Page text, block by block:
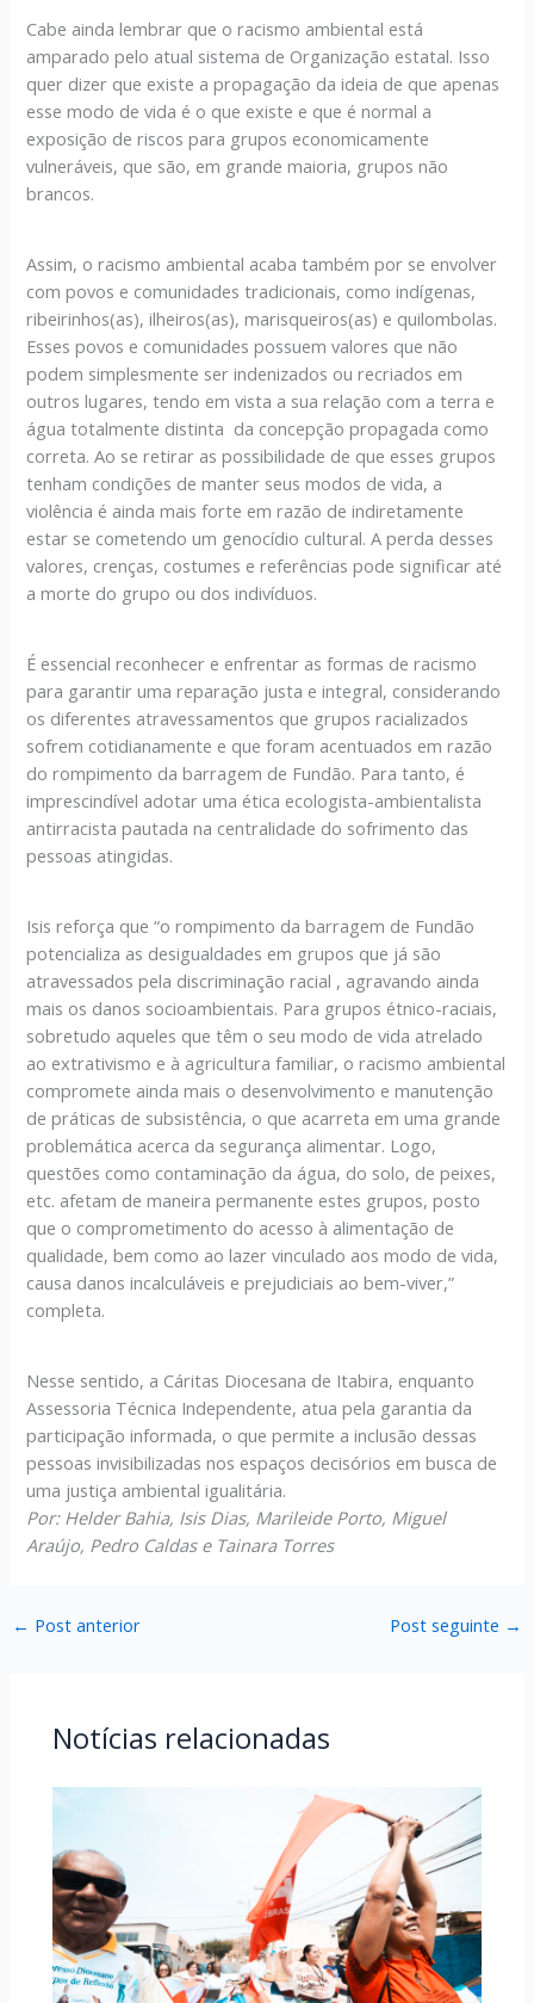
Cabe ainda lembrar que o racismo ambiental está
amparado pelo atual sistema de Organização estatal. Isso
quer dizer que existe a propagação da ideia de que apenas
esse modo de vida é o que existe e que é normal a
exposição de riscos para grupos economicamente
vulneráveis, que são, em grande maioria, grupos não
brancos.
Assim, o racismo ambiental acaba também por se envolver
com povos e comunidades tradicionais, como indígenas,
ribeirinhos(as), ilheiros(as), marisqueiros(as) e quilombolas.
Esses povos e comunidades possuem valores que não
podem simplesmente ser indenizados ou recriados em
outros lugares, tendo em vista a sua relação com a terra e
água totalmente distinta da concepção propagada como
correta. Ao se retirar as possibilidade de que esses grupos
tenham condições de manter seus modos de vida, a
violência é ainda mais forte em razão de indiretamente
estar se cometendo um genocídio cultural. A perda desses
valores, crenças, costumes e referências pode significar até
a morte do grupo ou dos indivíduos.
É essencial reconhecer e enfrentar as formas de racismo
para garantir uma reparação justa e integral, considerando
os diferentes atravessamentos que grupos racializados
sofrem cotidianamente e que foram acentuados em razão
do rompimento da barragem de Fundão. Para tanto, é
imprescindível adotar uma ética ecologista-ambientalista
antirracista pautada na centralidade do sofrimento das
pessoas atingidas.
Isis reforça que “o rompimento da barragem de Fundão
potencializa as desigualdades em grupos que já são
atravessados pela discriminação racial , agravando ainda
mais os danos socioambientais. Para grupos étnico-raciais,
sobretudo aqueles que têm o seu modo de vida atrelado
ao extrativismo e à agricultura familiar, o racismo ambiental
compromete ainda mais o desenvolvimento e manutenção
de práticas de subsistência, o que acarreta em uma grande
problemática acerca da segurança alimentar. Logo,
questões como contaminação da água, do solo, de peixes,
etc. afetam de maneira permanente estes grupos, posto
que o comprometimento do acesso à alimentação de
qualidade, bem como ao lazer vinculado aos modo de vida,
causa danos incalculáveis e prejudiciais ao bem-viver,”
completa.
Nesse sentido, a Cáritas Diocesana de Itabira, enquanto
Assessoria Técnica Independente, atua pela garantia da
participação informada, o que permite a inclusão dessas
pessoas invisibilizadas nos espaços decisórios em busca de
uma justiça ambiental igualitária.
Por: Helder Bahia, Isis Dias, Marileide Porto, Miguel
Araújo, Pedro Caldas e Tainara Torres
← Post anterior Post seguinte →
Notícias relacionadas